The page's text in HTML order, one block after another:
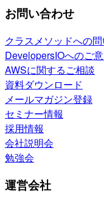
お問い合わせ
クラスメソッドへの
DevelopersIOへのご
AWSに関するご相談
資料ダウンロード
メールマガジン登録
セミナー情報
採用情報
会社説明会
勉強会
運営会社